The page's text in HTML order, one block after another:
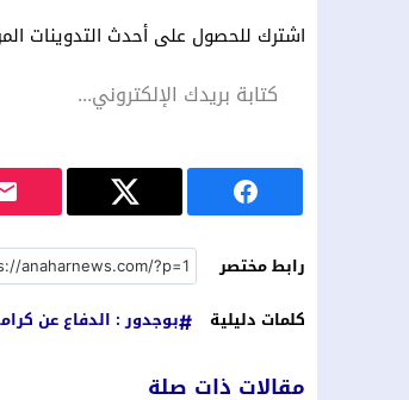
اشترك للحصول على أحدث التدوينات
رابط مختصر
كلمات دليلية
بوجدور : الدفاع عن
مقالات ذات صلة